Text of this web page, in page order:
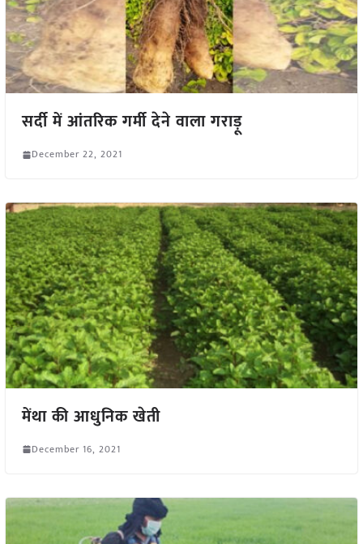
सर्दी में आंतरिक गर्मी देने वाला गराड़ू
December 22, 2021
मेंथा की आधुनिक खेती
December 16, 2021